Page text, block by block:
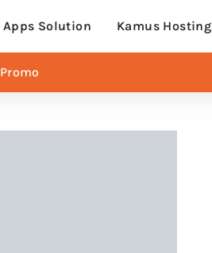
Apps Solution Kamus Hosting
Promo